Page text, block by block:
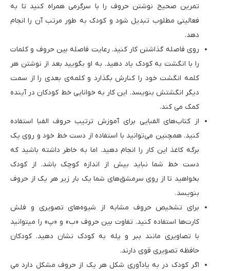
تمرین صحیح نوشتن حروف را با سرگرمی همراه کنید تا به
فعالیتی مطلوب تبدیل شود و کودک به طور مرتب آن را انجام
دهد.
روی فاصله گذاشتن کار کنید. رعایت فاصله بین حروف و کلمات
را با انگشت به کودک یاد دهید. به او بگویید بعد از نوشتن هر
کلمه انگشت خود را کنارش بگذارد و کلمه‌ی بعدی را از سمت
دیگر انگشتش بنویسد. این کار به خوانایی خط کودکان در آینده
کمک می کند.
از کتاب‌های الفبایی برای آموزش ترتیب حروف الفبا استفاده
کنید. همچنین می‌توانید با استفاده از دست خط خود و روی یک
برگه کاغذ این کار را انجام دهید. اما به خاطر داشته باشید که
دست خط شما نباید بیش از اندازه کوچک باشد. از کودک
بخواهید تا از روی سرمشق‌های شما یک بار زیر هر یک از حروف
بنویسد.
برای تشخیص حروف مشابه از شیوه‌های تصویری و فلش
کارت‌ها استفاده کنید. تفاوت بین حروف «ب» و «پ» را میتوانید
با تصاویری مانند ببر و پله به کودک نشان دهید. کودکان
حافظه تصویری قوی دارند.
اگر کودک در به یادآوری شکل هر یک از حروف مشکل دارد می